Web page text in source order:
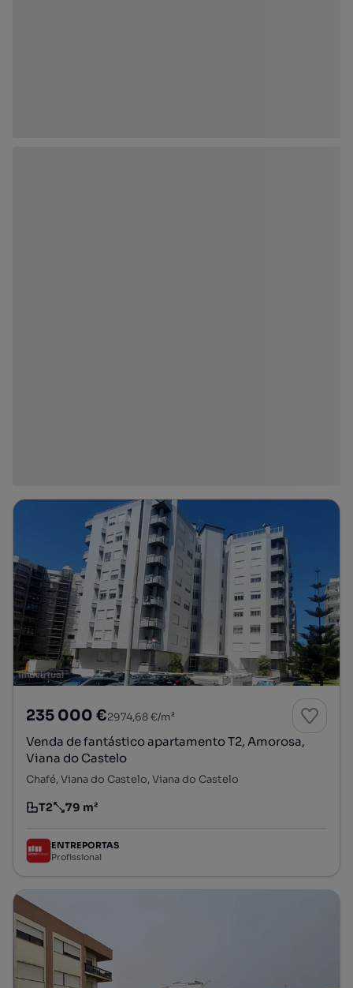
235 000 €2974,68 €/m²
Venda de fantástico apartamento T2, Amorosa,
Viana do Castelo
Chafé, Viana do Castelo, Viana do Castelo
Tipologia
T2
Preço por metro quadrado
79 m²
ENTREPORTAS
Profissional